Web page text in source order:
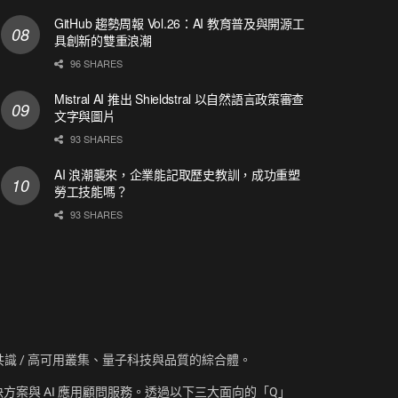
GitHub 趨勢周報 Vol.26：AI 教育普及與開源工
具創新的雙重浪潮
96 SHARES
Mistral AI 推出 Shieldstral 以自然語言政策審查
文字與圖片
93 SHARES
AI 浪潮襲來，企業能記取歷史教訓，成功重塑
勞工技能嗎？
93 SHARES
/ 高可用叢集、量子科技與品質的綜合體。
案與 AI 應用顧問服務。透過以下三大面向的「Q」